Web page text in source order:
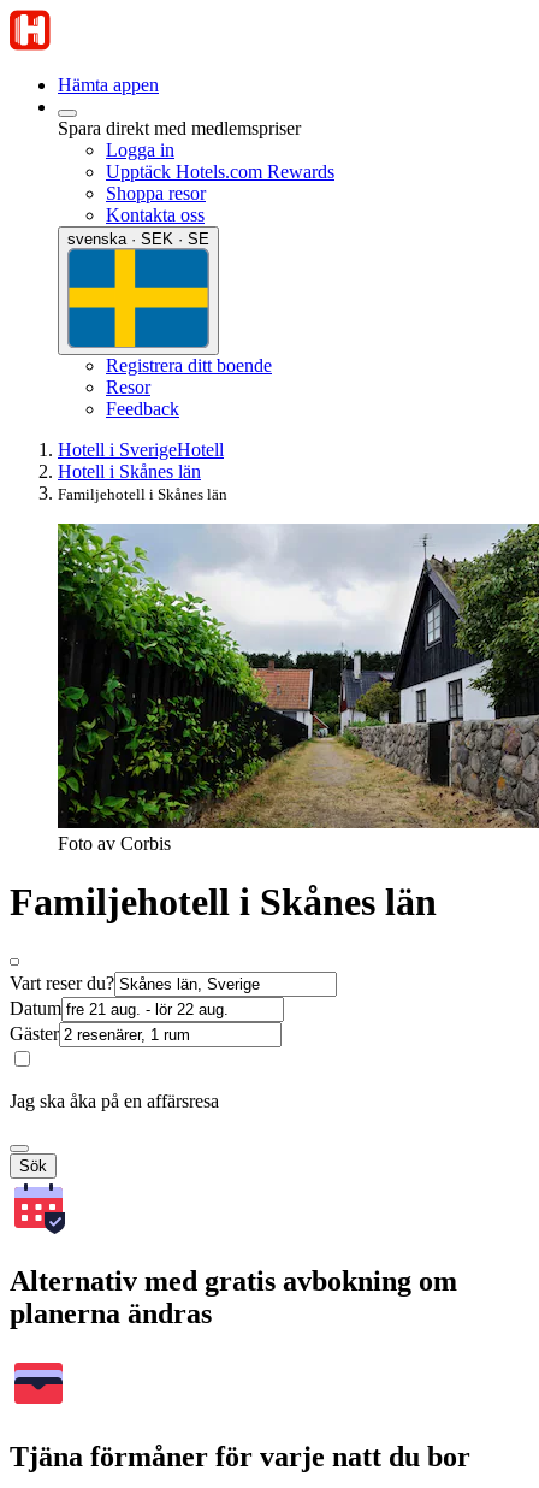
Hämta appen
Spara direkt med medlemspriser
Logga in
Upptäck Hotels.com Rewards
Shoppa resor
Kontakta oss
svenska · SEK · SE
Registrera ditt boende
Resor
Feedback
Hotell i SverigeHotell
Hotell i Skånes län
Familjehotell i Skånes län
Foto av Corbis
Familjehotell i Skånes län
Vart reser du?
Datum
Gäster
Jag ska åka på en affärsresa
Sök
Alternativ med gratis avbokning om
planerna ändras
Tjäna förmåner för varje natt du bor